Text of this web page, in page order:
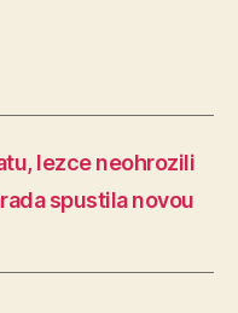
lezce neohrozili
spustila novou